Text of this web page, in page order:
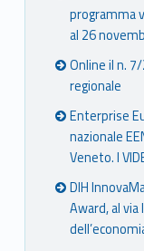
programma
al 26
Online il n.
regionale
Enterprise
nazionale
Veneto. I
DIH
Award, al